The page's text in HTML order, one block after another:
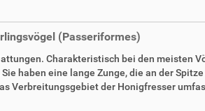
(Passeriformes)
Charakteristisch bei den meisten
haben eine lange Zunge, die an der
Verbreitungsgebiet der Honigfresser